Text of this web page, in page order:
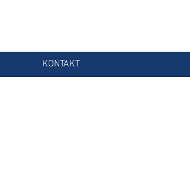
KONTAKT